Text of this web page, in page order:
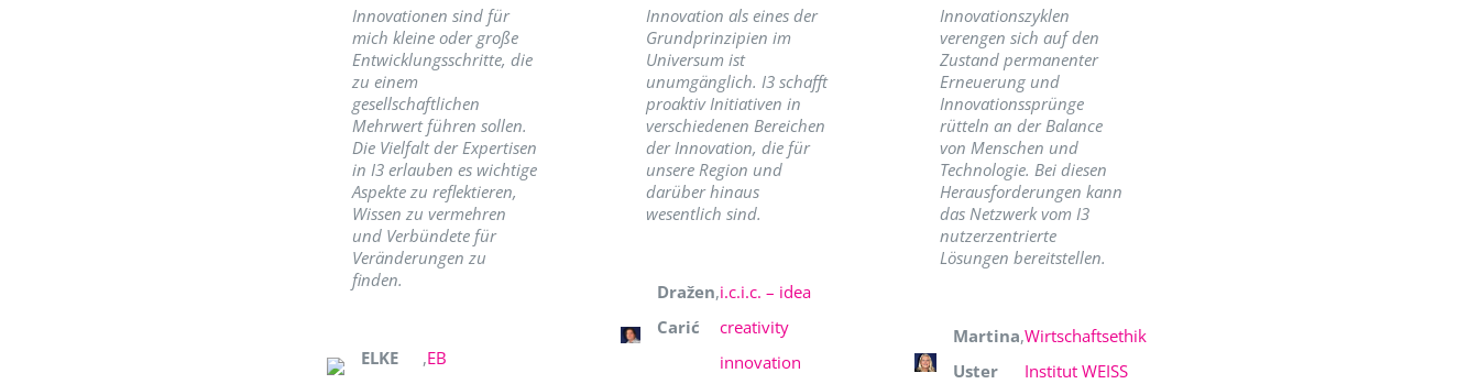
Innovationen sind für
mich kleine oder große
Entwicklungsschritte, die
zu einem
gesellschaftlichen
Mehrwert führen sollen.
Die Vielfalt der Expertisen
in I3 erlauben es wichtige
Aspekte zu reflektieren,
Wissen zu vermehren
und Verbündete für
Veränderungen zu
finden.
ELKE
,EB
Innovation als eines der
Grundprinzipien im
Universum ist
unumgänglich. I3 schafft
proaktiv Initiativen in
verschiedenen Bereichen
der Innovation, die für
unsere Region und
darüber hinaus
wesentlich sind.
Dražen
Carić
,i.c.i.c. – idea
creativity
innovation
Innovationszyklen
verengen sich auf den
Zustand permanenter
Erneuerung und
Innovationssprünge
rütteln an der Balance
von Menschen und
Technologie. Bei diesen
Herausforderungen kann
das Netzwerk vom I3
nutzerzentrierte
Lösungen bereitstellen.
Martina
Uster
,Wirtschaftsethik
Institut WEISS